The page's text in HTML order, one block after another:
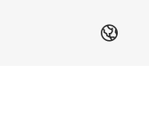
EN